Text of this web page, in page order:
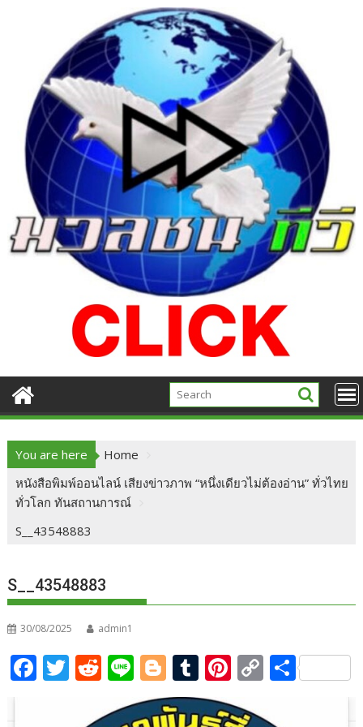
You are here
Home
หนังสือพิมพ์ออนไลน์ เสียงข่าวภาพ “หนึ่งเดียวไม่ต้องอ่าน” ทั่วไทย
ทั่วโลก ทันสถานการณ์
S__43548883
S__43548883
30/08/2025 admin1
F T
itt
R
d
Li
n
e
Bl
o
g
T
u
m
Pi
er
C
p
S